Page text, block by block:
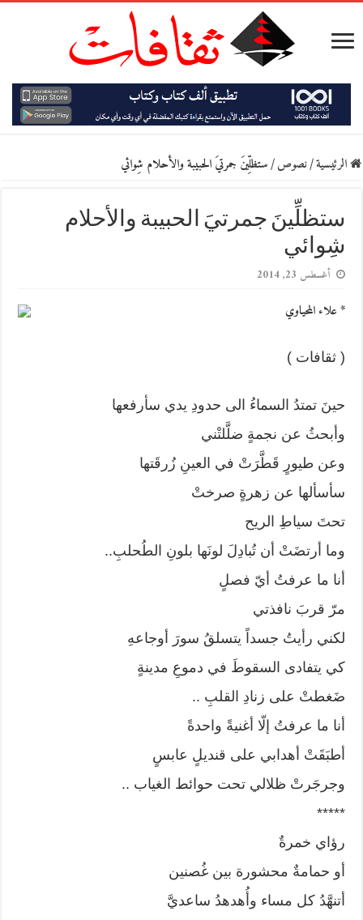
الرئيسية/نصوص/ستظلِّينَ جمرتيَ الحبيبة والأحلام شِوائي
ستظلِّينَ جمرتيَ الحبيبة والأحلام
شِوائي
أغسطس 23, 2014
* علاء المحياوي
( ثقافات )
حينَ تمتدُ السماءُ الى حدودِ يدي سأرفعها
وأبحثُ عن نجمةٍ ضلَّلتْني
وعن طيورٍ قَطَّرَتْ في العينِ زُرقَتها
سأسألها عن زهرةٍ صرختْ
تحتَ سياطِ الريح
وما أرتضَتْ أن تُبادِلَ لونَها بلونِ الطُحلبِ..
أنا ما عرفتُ أيّ فصلٍ
مرّ قربَ نافذتي
لكني رأيتُ جسداً يتسلقُ سورَ أوجاعهِ
كي يتفادى السقوطَ في دموعِ مدينةٍ
ضَغطتْ على زنادِ القلبِ ..
أنا ما عرفتُ إلّا أغنيةً واحدةً
أطبَقَتْ أهدابي على قنديلٍ عابسٍ
وجرجَرتْ ظلالي تحت حوائط الغياب ..
*****
رؤاي خمرةٌ
أو حمامةٌ محشورة بين غُصنين
أتنهَّدُ كل مساء وأُهدهدُ ساعديَّ